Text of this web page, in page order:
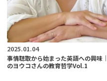
2025.01.04
事情聴取から始まった英語への興味
のヨウコさんの教育哲学Vol.1